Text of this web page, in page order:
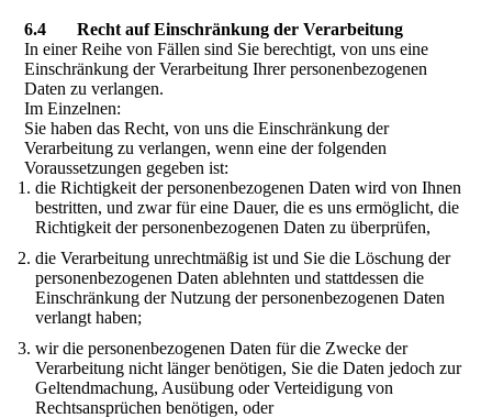
6.4 Recht auf Einschränkung der Verarbeitung
In einer Reihe von Fällen sind Sie berechtigt, von uns eine
Einschränkung der Verarbeitung Ihrer personenbezogenen
Daten zu verlangen.
Im Einzelnen:
Sie haben das Recht, von uns die Einschränkung der
Verarbeitung zu verlangen, wenn eine der folgenden
Voraussetzungen gegeben ist:
die Richtigkeit der personenbezogenen Daten wird von Ihnen
bestritten, und zwar für eine Dauer, die es uns ermöglicht, die
Richtigkeit der personenbezogenen Daten zu überprüfen,
die Verarbeitung unrechtmäßig ist und Sie die Löschung der
personenbezogenen Daten ablehnten und stattdessen die
Einschränkung der Nutzung der personenbezogenen Daten
verlangt haben;
wir die personenbezogenen Daten für die Zwecke der
Verarbeitung nicht länger benötigen, Sie die Daten jedoch zur
Geltendmachung, Ausübung oder Verteidigung von
Rechtsansprüchen benötigen, oder